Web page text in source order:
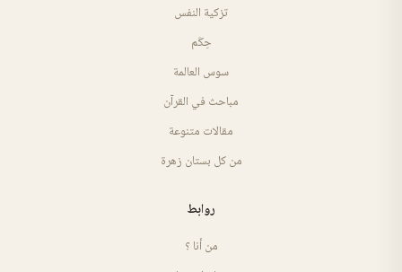
تزكية النفس
حِكَم
سوس العالمة
مباحث في القرآن
مقالات متنوعة
من كل بستان زهرة
روابط
من أنا ؟